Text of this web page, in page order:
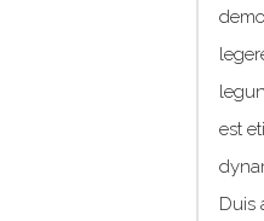
est
Duis